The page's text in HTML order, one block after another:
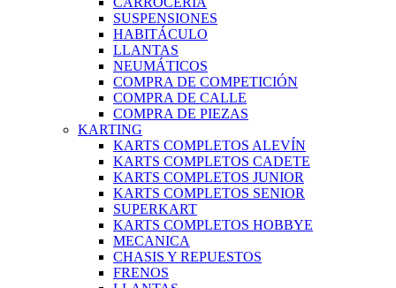
SUSPENSIONES
HABITÁCULO
LLANTAS
NEUMÁTICOS
COMPRA DE COMPETICIÓN
COMPRA DE CALLE
COMPRA DE PIEZAS
KARTING
KARTS COMPLETOS ALEVÍN
KARTS COMPLETOS CADETE
KARTS COMPLETOS JUNIOR
KARTS COMPLETOS SENIOR
SUPERKART
KARTS COMPLETOS HOBBYE
MECANICA
CHASIS Y REPUESTOS
FRENOS